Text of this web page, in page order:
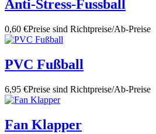
Anti-Stress-Fussball
0,60 €Preise sind Richtpreise/Ab-Preise
PVC Fußball
6,95 €Preise sind Richtpreise/Ab-Preise
Fan Klapper